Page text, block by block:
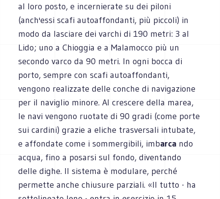
al loro posto, e incernierate su dei piloni
(anch'essi scafi autoaffondanti, più piccoli) in
modo da lasciare dei varchi di 190 metri: 3 al
Lido; uno a Chioggia e a Malamocco più un
secondo varco da 90 metri. In ogni bocca di
porto, sempre con scafi autoaffondanti,
vengono realizzate delle conche di navigazione
per il naviglio minore. Al crescere della marea,
le navi vengono ruotate di 90 gradi (come porte
sui cardini) grazie a eliche trasversali intubate,
e affondate come i sommergibili, imbarca ndo
acqua, fino a posarsi sul fondo, diventando
delle dighe. Il sistema è modulare, perché
permette anche chiusure parziali. «Il tutto - ha